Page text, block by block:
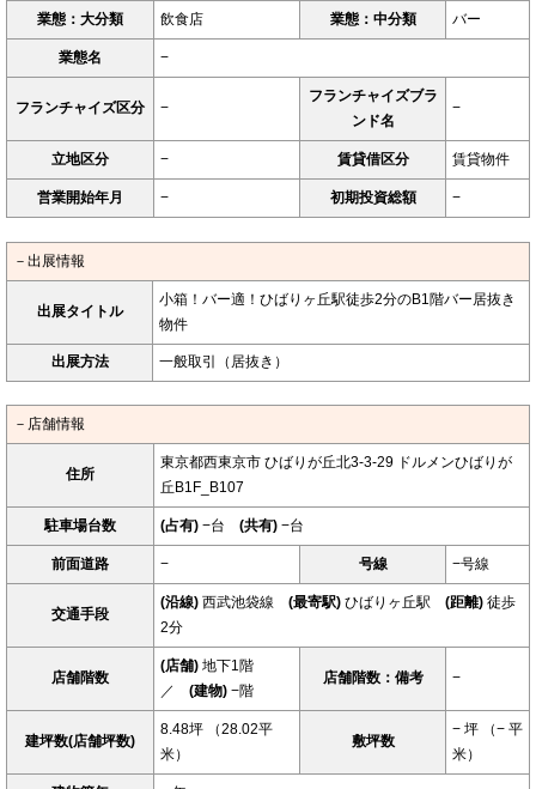
業態：大分類 飲食店 業態：中分類 バー
業態名 −
フランチャイズ区分 −
フランチャイズブラ
ンド名
−
立地区分 − 賃貸借区分 賃貸物件
営業開始年月 − 初期投資総額 −
－出展情報
出展タイトル
小箱！バー適！ひばりヶ丘駅徒歩2分のB1階バー居抜き
物件
出展方法 一般取引（居抜き）
－店舗情報
住所
東京都西東京市 ひばりが丘北3-3-29 ドルメンひばりが
丘B1F_B107
駐車場台数 (占有) −台 (共有) −台
前面道路 − 号線 −号線
交通手段
(沿線) 西武池袋線 (最寄駅) ひばりヶ丘駅 (距離) 徒歩
2分
店舗階数
(店舗) 地下1階
／ (建物) −階
店舗階数：備考 −
建坪数(店舗坪数)
8.48坪 （28.02平
米）
敷坪数
− 坪 （− 平
米）